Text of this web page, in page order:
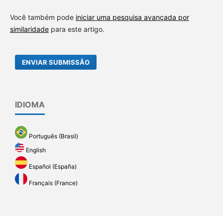
Você também pode iniciar uma pesquisa avançada por
similaridadepara este artigo.
ENVIAR SUBMISSÃO
IDIOMA
Português (Brasil)
English
Español (España)
Français (France)